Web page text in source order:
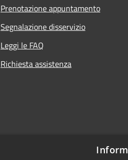
Prenotazione appuntamento
Segnalazione disservizio
Leggi le FAQ
Richiesta assistenza